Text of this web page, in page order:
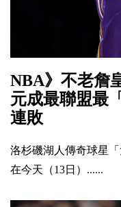
NBA》不老詹
元成最聯盟最
連敗
洛杉磯湖人傳奇球星「
在今天（13日）......